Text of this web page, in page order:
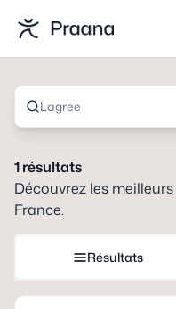
Lagree
1résultats
Découvrez les
France.
Résultats